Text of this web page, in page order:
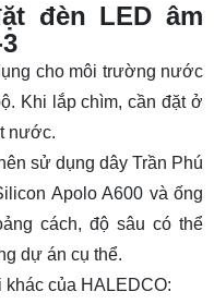
đèn LED âm
cho môi trường nước
Khi lắp chìm, cần đặt ở
nước.
sử dụng dây Trần Phú
Apolo A600 và ống
cách, độ sâu có thể
dự án cụ thể.
của HALEDCO: